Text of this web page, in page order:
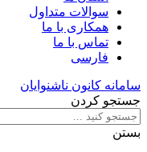
سوالات متداول
همکاری با ما
تماس با ما
فارسی
سامانه کانون ناشنوایان
جستجو کردن
بستن